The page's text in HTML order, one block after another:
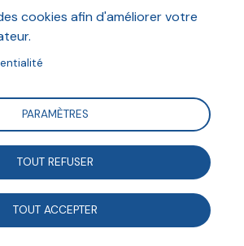
de 18h à 19h.
mais obligatoire
en ligne
cookies afin d'améliorer votre
PARAMÈTRES
TOUT REFUSER
TOUT ACCEPTER